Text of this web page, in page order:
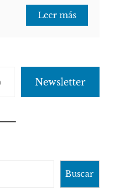
Leer más
Newsletter
Buscar